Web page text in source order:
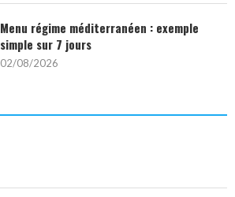
Menu régime méditerranéen : exemple
simple sur 7 jours
02/08/2026